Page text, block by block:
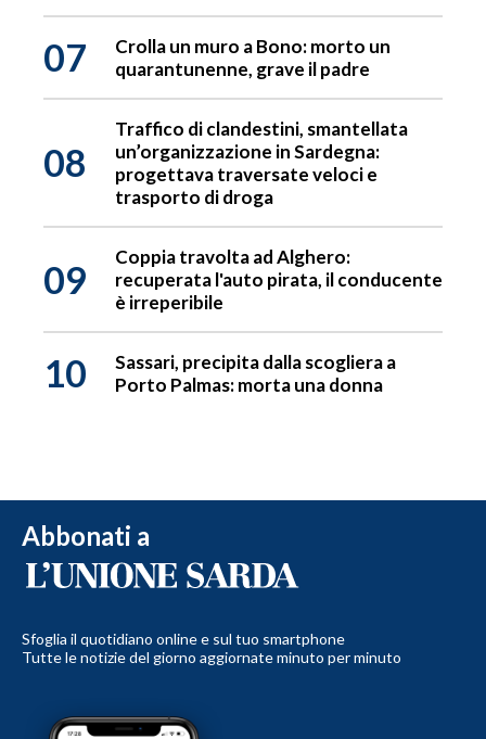
07
Crolla un muro a Bono: morto un
quarantunenne, grave il padre
08
Traffico di clandestini, smantellata
un’organizzazione in Sardegna:
progettava traversate veloci e
trasporto di droga
09
Coppia travolta ad Alghero:
recuperata l'auto pirata, il conducente
è irreperibile
10
Sassari, precipita dalla scogliera a
Porto Palmas: morta una donna
Abbonati a
Sfoglia il quotidiano online e sul tuo smartphone
Tutte le notizie del giorno aggiornate minuto per minuto